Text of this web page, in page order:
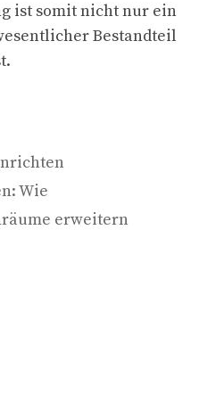
ist somit nicht nur ein
Bestandteil
Wie
erweitern